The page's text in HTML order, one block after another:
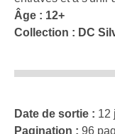
Âge : 12+
Collection : DC
Date de sortie : 12
Pagination : 96